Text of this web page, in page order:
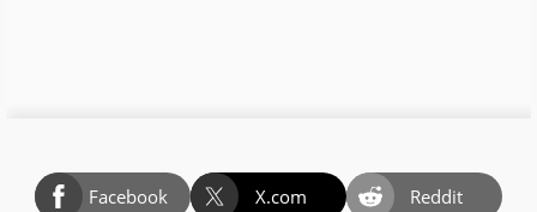
Facebook X.com
Reddit